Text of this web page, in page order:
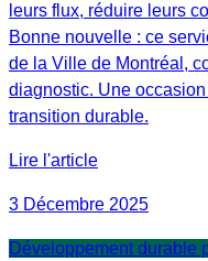
leurs flux, réduire leurs
Bonne nouvelle : ce
de la Ville de Montréal,
diagnostic. Une
transition durable.
Lire l'article
3 Décembre 2025
Développement durable